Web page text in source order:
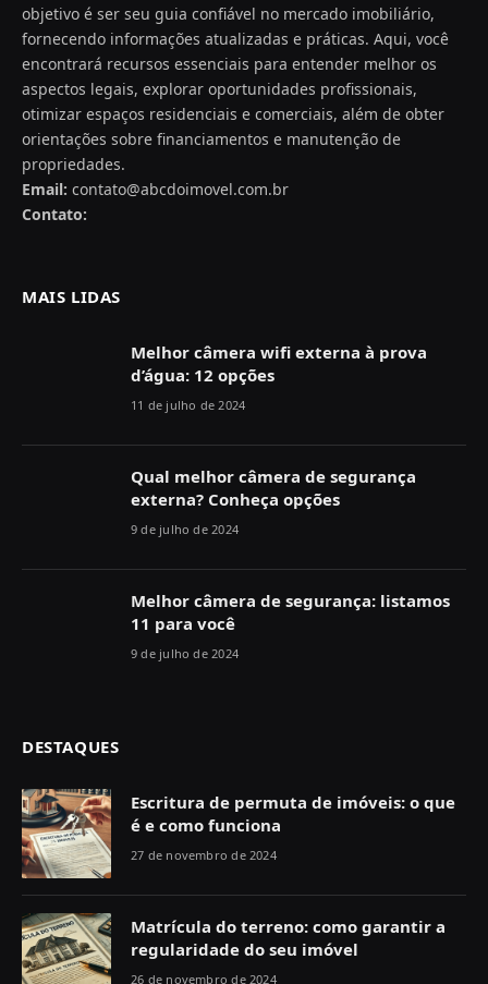
objetivo é ser seu guia confiável no mercado imobiliário,
fornecendo informações atualizadas e práticas. Aqui, você
encontrará recursos essenciais para entender melhor os
aspectos legais, explorar oportunidades profissionais,
otimizar espaços residenciais e comerciais, além de obter
orientações sobre financiamentos e manutenção de
propriedades.
Email: contato@abcdoimovel.com.br
Contato:
MAIS LIDAS
Melhor câmera wifi externa à prova
d’água: 12 opções
11 de julho de 2024
Qual melhor câmera de segurança
externa? Conheça opções
9 de julho de 2024
Melhor câmera de segurança: listamos
11 para você
9 de julho de 2024
DESTAQUES
Escritura de permuta de imóveis: o que
é e como funciona
27 de novembro de 2024
Matrícula do terreno: como garantir a
regularidade do seu imóvel
26 de novembro de 2024